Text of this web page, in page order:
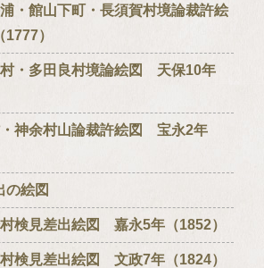
館山下町・長須賀村境論裁許絵
）
多田良村境論絵図 天保10年
余村山論裁許絵図 宝永2年
絵図
見差出絵図 嘉永5年（1852）
見差出絵図 文政7年（1824）